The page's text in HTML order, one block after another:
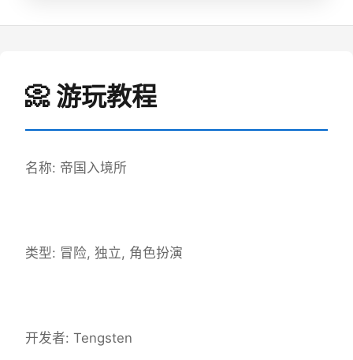
📀 游玩教程
名称: 帝国入境所
类型: 冒险, 独立, 角色扮演
开发者: Tengsten